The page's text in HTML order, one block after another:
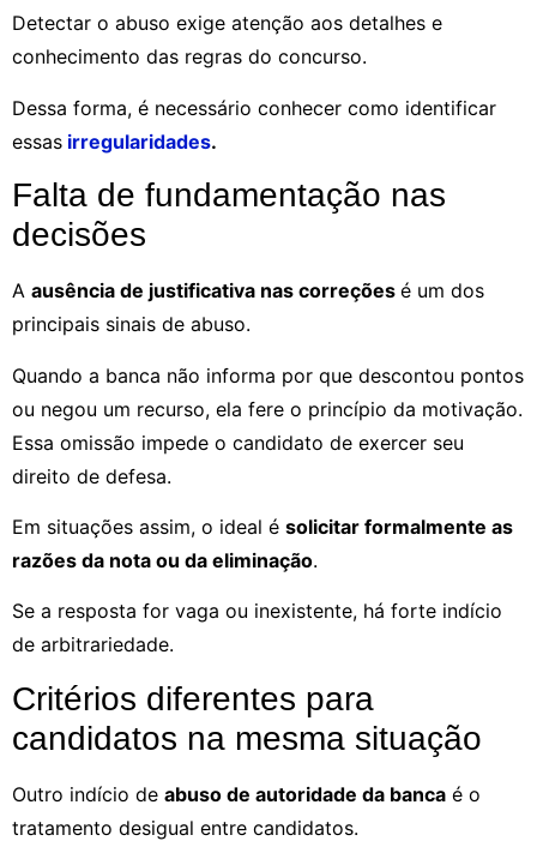
Detectar o abuso exige atenção aos detalhes e
conhecimento das regras do concurso.
Dessa forma, é necessário conhecer como identificar
essas irregularidades.
Falta de fundamentação nas
decisões
A ausência de justificativa nas correções é um dos
principais sinais de abuso.
Quando a banca não informa por que descontou pontos
ou negou um recurso, ela fere o princípio da motivação.
Essa omissão impede o candidato de exercer seu
direito de defesa.
Em situações assim, o ideal é solicitar formalmente as
razões da nota ou da eliminação.
Se a resposta for vaga ou inexistente, há forte indício
de arbitrariedade.
Critérios diferentes para
candidatos na mesma situação
Outro indício de abuso de autoridade da banca é o
tratamento desigual entre candidatos.